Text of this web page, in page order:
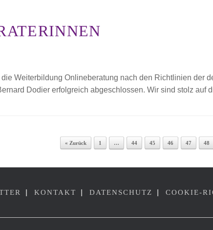
Weiterbildung Onlineberatung nach den Richtlinien der
Dodier erfolgreich abgeschlossen. Wir sind stolz auf
« Zurück 1 … 44 45 46 47 48
| KONTAKT | DATENSCHUTZ | COOKIE-